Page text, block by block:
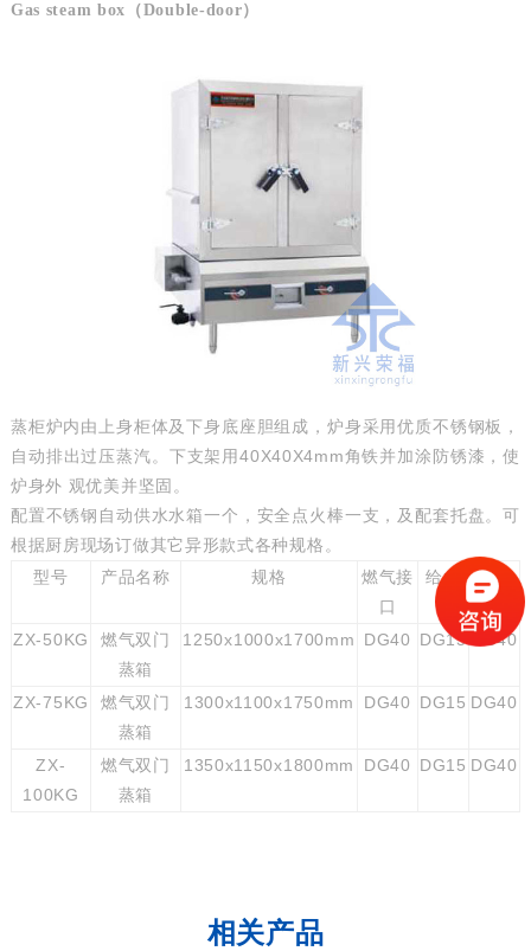
Gas steam box（Double-door）
蒸柜炉内由上身柜体及下身底座胆组成，炉身采用优质不锈钢板，
自动排出过压蒸汽。下支架用40X40X4mm角铁并加涂防锈漆，使
炉身外 观优美并坚固。
配置不锈钢自动供水水箱一个，安全点火棒一支，及配套托盘。可
根据厨房现场订做其它异形款式各种规格。
型号
产品名称 规格
燃气接
口
给水 排水
ZX-50KG
燃气双门
蒸箱
1250x1000x1700mm DG40 DG15 DG40
ZX-75KG
燃气双门
蒸箱
1300x1100x1750mm DG40 DG15 DG40
ZX-
100KG
燃气双门
蒸箱
1350x1150x1800mm DG40 DG15 DG40
相关产品